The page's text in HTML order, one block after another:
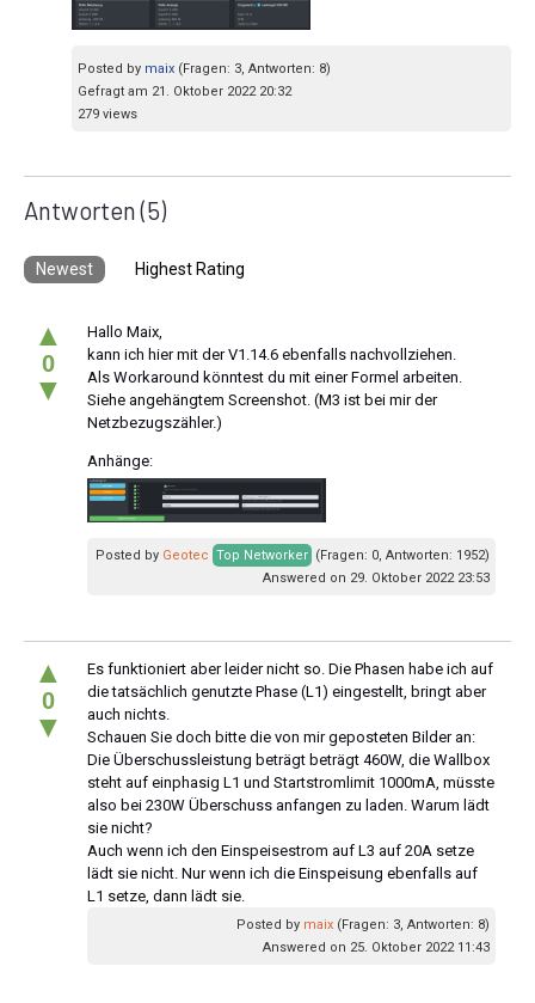
Posted by maix (Fragen: 3, Antworten: 8)
Gefragt am 21. Oktober 2022 20:32
279 views
Antworten(5)
Newest Highest Rating
▲
0
▼
Hallo Maix,
kann ich hier mit der V1.14.6 ebenfalls nachvollziehen.
Als Workaround könntest du mit einer Formel arbeiten.
Siehe angehängtem Screenshot. (M3 ist bei mir der
Netzbezugszähler.)
Anhänge:
Posted by Geotec Top Networker (Fragen: 0, Antworten: 1952)
Answered on 29. Oktober 2022 23:53
▲
0
▼
Es funktioniert aber leider nicht so. Die Phasen habe ich auf
die tatsächlich genutzte Phase (L1) eingestellt, bringt aber
auch nichts.
Schauen Sie doch bitte die von mir geposteten Bilder an:
Die Überschussleistung beträgt beträgt 460W, die Wallbox
steht auf einphasig L1 und Startstromlimit 1000mA, müsste
also bei 230W Überschuss anfangen zu laden. Warum lädt
sie nicht?
Auch wenn ich den Einspeisestrom auf L3 auf 20A setze
lädt sie nicht. Nur wenn ich die Einspeisung ebenfalls auf
L1 setze, dann lädt sie.
Posted by maix (Fragen: 3, Antworten: 8)
Answered on 25. Oktober 2022 11:43